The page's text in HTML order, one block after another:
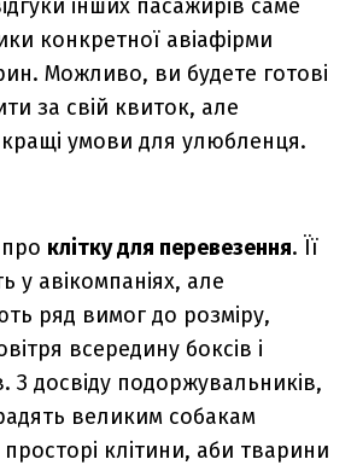
інших пасажирів саме
конкретної авіафірми
Можливо, ви будете готові
за свій квиток, але
умови для улюбленця.
клітку для перевезення. Її
у авікомпаніях, але
ряд вимог до розміру,
всередину боксів і
З досвіду подоржувальників,
великим собакам
просторі клітини, аби тварини